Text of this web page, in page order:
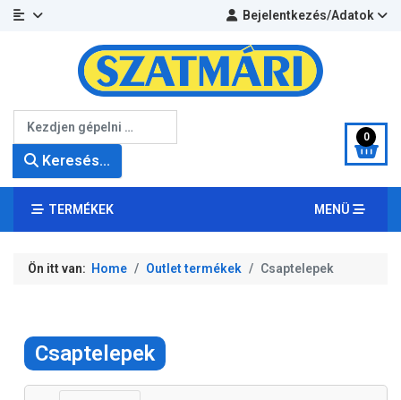
Bejelentkezés/Adatok
Keresés...
0
TERMÉKEK MENÜ
Ön itt van: Home Outlet termékek Csaptelepek
Csaptelepek